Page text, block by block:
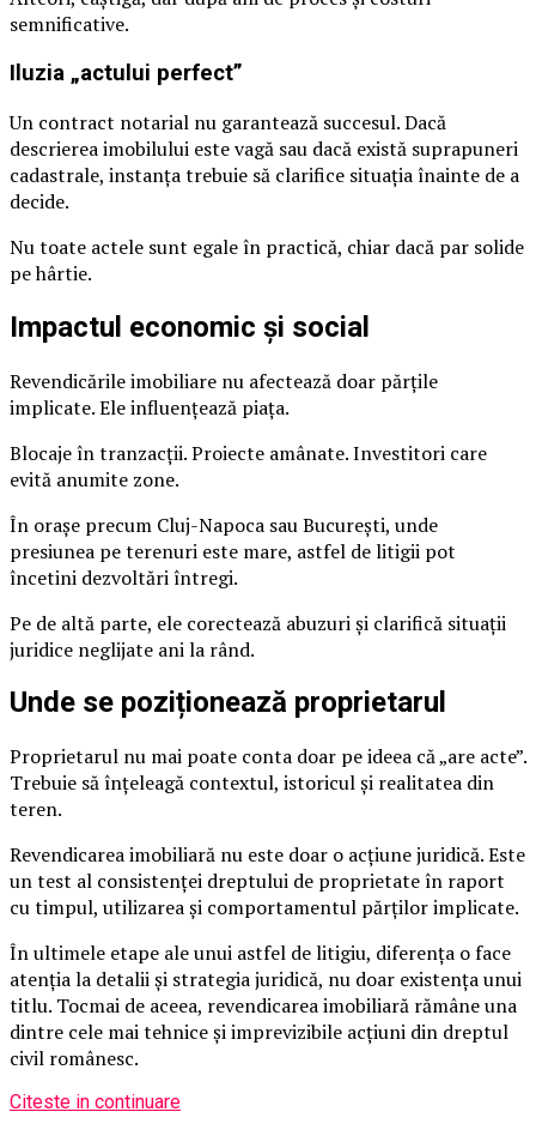
semnificative.
Iluzia „actului perfect”
Un contract notarial nu garantează succesul. Dacă
descrierea imobilului este vagă sau dacă există suprapuneri
cadastrale, instanța trebuie să clarifice situația înainte de a
decide.
Nu toate actele sunt egale în practică, chiar dacă par solide
pe hârtie.
Impactul economic și social
Revendicările imobiliare nu afectează doar părțile
implicate. Ele influențează piața.
Blocaje în tranzacții. Proiecte amânate. Investitori care
evită anumite zone.
În orașe precum Cluj-Napoca sau București, unde
presiunea pe terenuri este mare, astfel de litigii pot
încetini dezvoltări întregi.
Pe de altă parte, ele corectează abuzuri și clarifică situații
juridice neglijate ani la rând.
Unde se poziționează proprietarul
Proprietarul nu mai poate conta doar pe ideea că „are acte”.
Trebuie să înțeleagă contextul, istoricul și realitatea din
teren.
Revendicarea imobiliară nu este doar o acțiune juridică. Este
un test al consistenței dreptului de proprietate în raport
cu timpul, utilizarea și comportamentul părților implicate.
În ultimele etape ale unui astfel de litigiu, diferența o face
atenția la detalii și strategia juridică, nu doar existența unui
titlu. Tocmai de aceea, revendicarea imobiliară rămâne una
dintre cele mai tehnice și imprevizibile acțiuni din dreptul
civil românesc.
Citeste in continuare